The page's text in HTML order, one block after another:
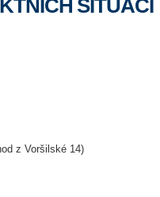
SITUACÍ
z Voršilské 14)